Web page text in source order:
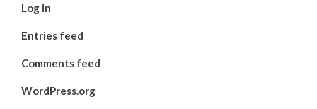
Log in
Entries feed
Comments feed
WordPress.org